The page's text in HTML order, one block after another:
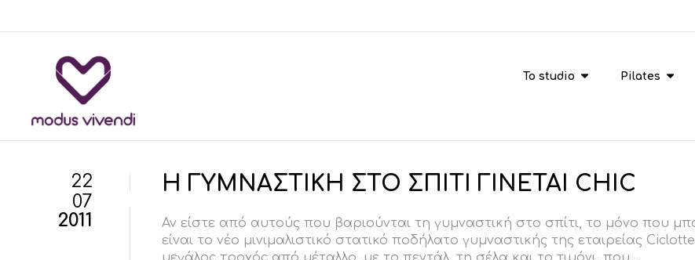
To studio Pilates
22
07
2011
Η ΓΥΜΝΑΣΤΙΚΗ ΣΤΟ ΣΠΙΤΙ ΓΙΝΕΤΑΙ CHIC
Αν είστε από αυτούς που βαριούνται τη γυμναστική στο σπίτι, το μόνο που
είναι το νέο μινιμαλιστικό στατικό ποδήλατο γυμναστικής της εταιρείας